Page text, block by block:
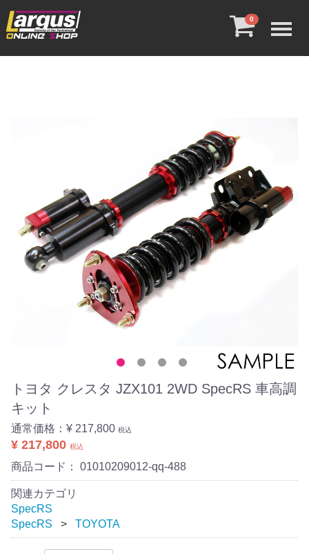
0
トヨタ クレスタ JZX101 2WD SpecRS 車高調
キット
通常価格： ¥ 217,800 税込
¥ 217,800 税込
商品コード： 01010209012-qq-488
関連カテゴリ
SpecRS
SpecRS
TOYOTA